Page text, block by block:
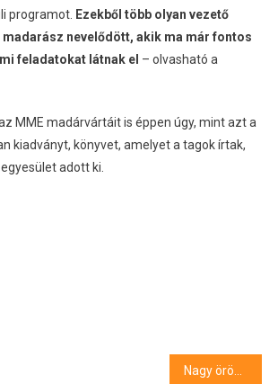
programot. Ezekből több olyan vezető
nevelődött, akik ma már fontos
feladatokat látnak el – olvasható a
MME madárvártáit is éppen úgy, mint azt a
kiadványt, könyvet, amelyet a tagok írtak,
adott ki.